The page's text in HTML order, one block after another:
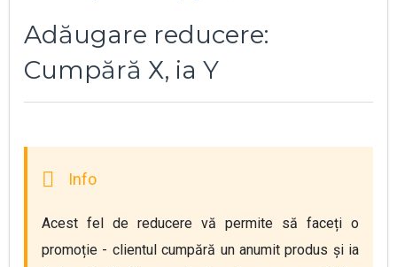
Adăugare reducere:
Cumpără Х, ia Y​​​​​​​
Acest fel de reducere vă permite să faceți o
promoție - clientul cumpără un anumit produs și ia